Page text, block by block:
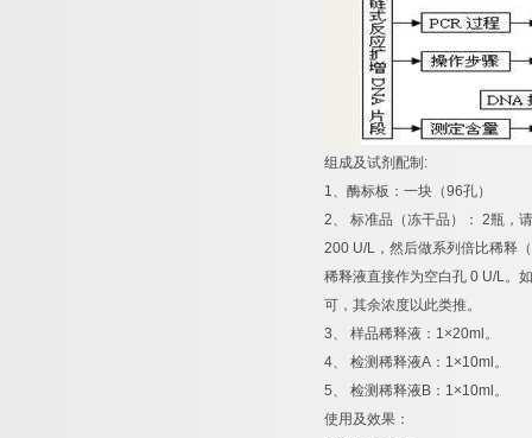
组成及试剂配制 :
1、酶标板：一块（96孔）
2、 标准品（冻干品）： 2瓶，
200 U/L ，然后做系列倍比稀释
稀释液直接作为空白孔 0 U/L。
可，其余浓度以此类推。
3、 样品稀释液： 1×20ml 。
4、 检测稀释液A ： 1×10ml 。
5、 检测稀释液 B ： 1×10ml 。
使用及效果：